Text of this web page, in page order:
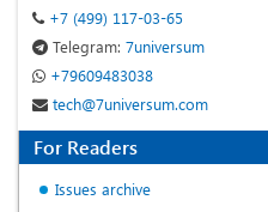
+7 (499) 117-03-65
Telegram: 7universum
+79609483038
tech@7universum.com
For Readers
Issues archive